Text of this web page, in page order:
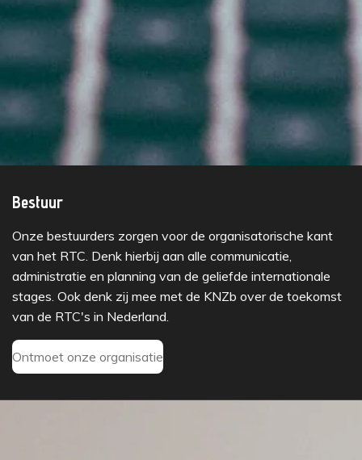
Bestuur
Onze bestuurders zorgen voor de organisatorische kant
van het RTC. Denk hierbij aan alle communicatie,
administratie en planning van de geliefde internationale
stages. Ook denk zij mee met de KNZb over de toekomst
van de RTC's in Nederland.
Ontmoet onze organisatie